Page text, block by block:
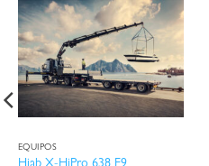
EQUIPOS